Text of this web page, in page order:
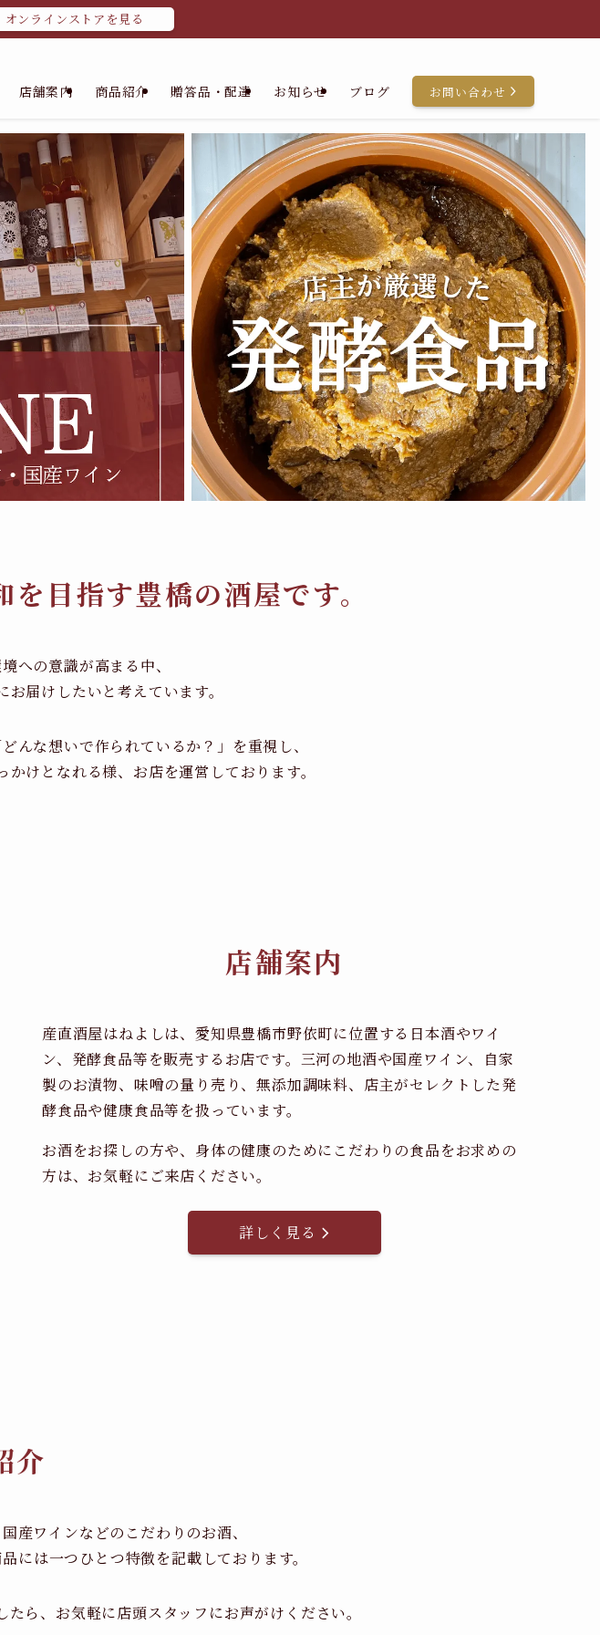
オンラインストアを見る
店舗案内 商品紹介 贈答品・配達 お知らせ ブログ お問い合わせ
目指す豊橋の酒屋です。
への意識が高まる中、
届けしたいと考えています。
んな想いで作られているか？」を重視し、
けとなれる様、お店を運営しております。
店舗案内
産直酒屋はねよしは、愛知県豊橋市野依町に位置する日本酒やワイ
ン、発酵食品等を販売するお店です。三河の地酒や国産ワイン、自家
製のお漬物、味噌の量り売り、無添加調味料、店主がセレクトした発
酵食品や健康食品等を扱っています。
お酒をお探しの方や、身体の健康のためにこだわりの食品をお求めの
方は、お気軽にご来店ください。
詳しく見る
介
産ワインなどのこだわりのお酒、
には一つひとつ特徴を記載しております。
ら、お気軽に店頭スタッフにお声がけください。